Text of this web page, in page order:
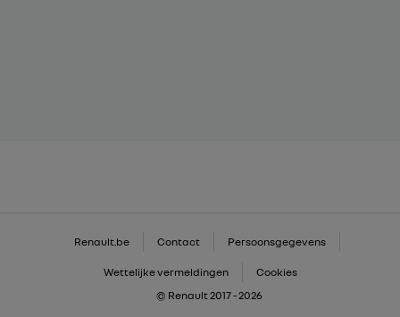
Renault.be Contact Persoonsgegevens
Wettelijke vermeldingen
Cookies
© Renault 2017 - 2026